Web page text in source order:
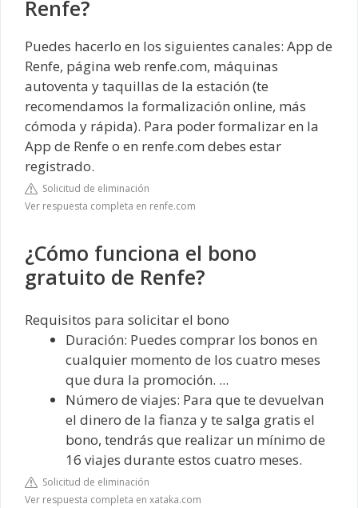
Renfe?
Puedes hacerlo en los siguientes canales: App de
Renfe, página web renfe.com, máquinas
autoventa y taquillas de la estación (te
recomendamos la formalización online, más
cómoda y rápida). Para poder formalizar en la
App de Renfe o en renfe.com debes estar
registrado.
Solicitud de eliminación
Ver respuesta completa en renfe.com
¿Cómo funciona el bono
gratuito de Renfe?
Requisitos para solicitar el bono
Duración: Puedes comprar los bonos en
cualquier momento de los cuatro meses
que dura la promoción. ...
Número de viajes: Para que te devuelvan
el dinero de la fianza y te salga gratis el
bono, tendrás que realizar un mínimo de
16 viajes durante estos cuatro meses.
Solicitud de eliminación
Ver respuesta completa en xataka.com